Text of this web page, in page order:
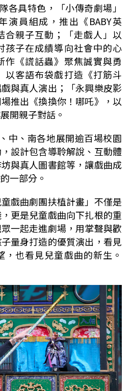
各具特色，「小傳奇劇場」
演員組成，推出《BABY英
合親子互動；「走戲人」以
孩子在成績導向社會中的心
作《謊話蟲》聚焦誠實與勇
以客語布袋戲打造《打筋斗
與真人演出；「永興樂皮影
推出《換換你！哪吒》，以
開親子對話。
中、南各地展開逾百場校園
設計包含導聆解說、互動體
與真人圖書館等，讓戲曲成
一部分。
戲曲劇團扶植計畫」不僅是
更是兒童戲曲向下扎根的重
一起走進劇場，用掌聲與歡
量身打造的優質演出，看見
，也看見兒童戲曲的新生。